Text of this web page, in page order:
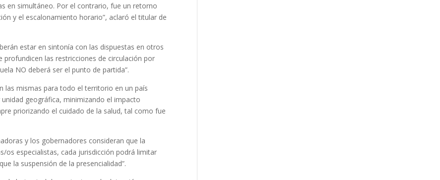
en simultáneo. Por el contrario, fue un retorno
y el escalonamiento horario”, aclaró el titular de
estar en sintonía con las dispuestas en otros
las restricciones de circulación por
NO deberá ser el punto de partida”.
las mismas para todo el territorio en un país
geográfica, minimizando el impacto
priorizando el cuidado de la salud, tal como fue
y los gobernadores consideran que la
os especialistas, cada jurisdicción podrá limitar
la suspensión de la presencialidad”.